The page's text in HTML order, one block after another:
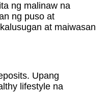
ng malinaw na
ng puso at
at maiwasan
Upang
lifestyle na